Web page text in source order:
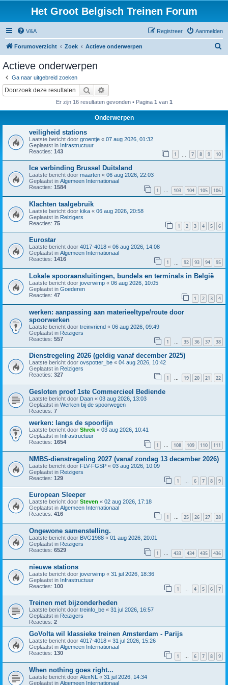
Het Groot Belgisch Treinen Forum
V&A Aanmelden
Registreer
Forumoverzicht Zoek Actieve onderwerpen
Actieve onderwerpen
Ga naar uitgebreid zoeken
Zoek
Er zijn 16 resultaten gevonden • Pagina 1 van 1
Onderwerpen
veiligheid stations
Laatste bericht door groentje « 07 aug 2026, 01:32
Geplaatst in Infrastructuur
Reacties: 143 1 7 8 9 10
Ice verbinding Brussel Duitsland
Laatste bericht door maarten « 06 aug 2026, 22:03
Geplaatst in Algemeen Internationaal
Reacties: 1584 1 … 103 104 105 106
Klachten taalgebruik
Laatste bericht door kika « 06 aug 2026, 20:58
Geplaatst in Reizigers
Reacties: 75 1 2 3 4 5 6
Eurostar
Laatste bericht door 4017-4018 « 06 aug 2026, 14:08
Geplaatst in Algemeen Internationaal
Reacties: 1416 1 92 93 94 95
Lokale spooraansluitingen, bundels en terminals in België
Laatste bericht door joverwimp « 06 aug 2026, 10:05
Geplaatst in Goederen
Reacties: 47 1 2 3 4
werken: aanpassing aan materieeltype/route door
spoorwerken
Laatste bericht door treinvriend « 06 aug 2026, 09:49
Geplaatst in Reizigers
Reacties: 557 1 35 36 37 38
Dienstregeling 2026 (geldig vanaf december 2025)
Laatste bericht door ovspotter_be « 04 aug 2026, 10:42
Geplaatst in Reizigers
Reacties: 327 1 … 19 20 21 22
Gesloten proef 1ste Commercieel Bediende
Laatste bericht door Daan « 03 aug 2026, 13:03
Geplaatst in Werken bij de spoorwegen
Reacties: 7
werken: langs de spoorlijn
Laatste bericht door Shrek « 03 aug 2026, 10:41
Geplaatst in Infrastructuur
Reacties: 1654 1 … 108 109 110 111
NMBS-dienstregeling 2027 (vanaf zondag 13 december 2026)
Laatste bericht door FLV-FGSP « 03 aug 2026, 10:09
Geplaatst in Reizigers
Reacties: 129 1 6 7 8 9
European Sleeper
Laatste bericht door Steven « 02 aug 2026, 17:18
Geplaatst in Algemeen Internationaal
Reacties: 416 1 … 25 26 27 28
Ongewone samenstelling.
Laatste bericht door BVG1988 « 01 aug 2026, 20:01
Geplaatst in Reizigers
Reacties: 6529 1 … 433 434 435 436
nieuwe stations
Laatste bericht door joverwimp « 31 jul 2026, 18:36
Geplaatst in Infrastructuur
Reacties: 100 1 4 5 6 7
Treinen met bijzonderheden
Laatste bericht door treinfo_be « 31 jul 2026, 16:57
Geplaatst in Reizigers
Reacties: 2
GoVolta wil klassieke treinen Amsterdam - Parijs
Laatste bericht door 4017-4018 « 31 jul 2026, 15:26
Geplaatst in Algemeen Internationaal
Reacties: 130 1 … 6 7 8 9
When nothing goes right...
Laatste bericht door AlexNL « 31 jul 2026, 14:34
Geplaatst in Algemeen Internationaal